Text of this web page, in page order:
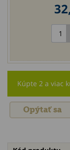
Kúpte 2 a viac
Opýtať sa